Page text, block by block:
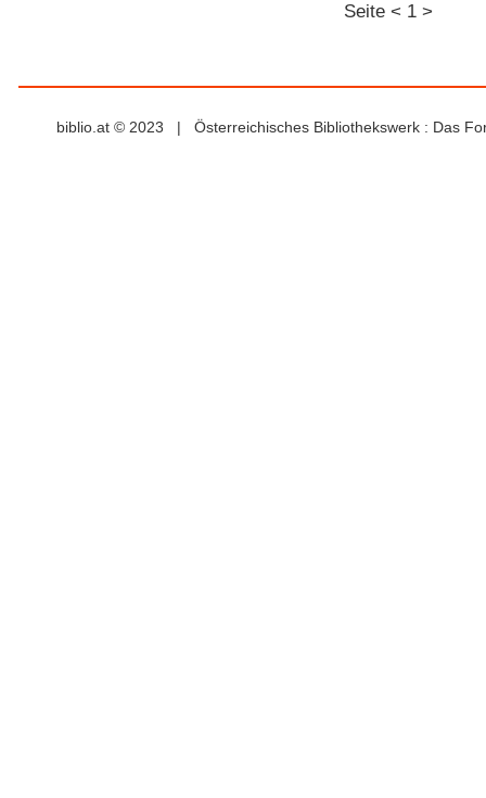
Seite < 1 >
biblio.at © 2023 | Österreichisches Bibliothekswerk : Das